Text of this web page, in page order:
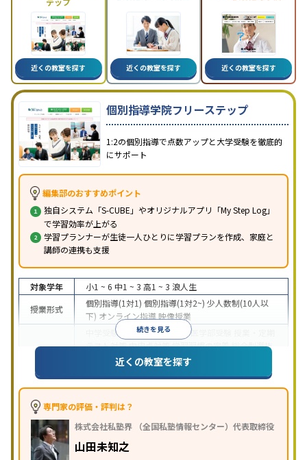
近くの教室を探す 近くの教室を探す 近くの教室を探す
個別指導学院フリーステップ
1:2の個別指導で点数アップと大学受験を徹底的
にサポート
編集部のおすすめポイント
独自システム「S-CUBE」やオリジナルアプリ「My Step Log」
で学習効率が上がる
学習プランナーが生徒一人ひとりに学習プランを作成、家庭と
講師の連携も支援
続きを見る
対象学年 小1 ~ 6 中1 ~ 3 高1 ~ 3 浪人生
授業形式
個別指導(1対1) 個別指導(1対2~) 少人数制(10人以
下) オンライン指導映像授業
中学受験 高校受験大学受験 医学部受験
テスト対策内申点対策学習習慣の定着総合型選抜
(旧AO)対策推薦入試対策学校別特化対策
漢検(漢字検定)対策数学特化対策英語・英会話特化
特徴
中高一貫校生に対応
保証制度あり
授業の振替可能学習にPC・タブレッ
トを利用 オンライン対応
講習のみの受講可
近くの教室を探す
専門家の評価・評判は？
株式会社私塾界 （全国私塾情報センター）代表取締役
山田未知之